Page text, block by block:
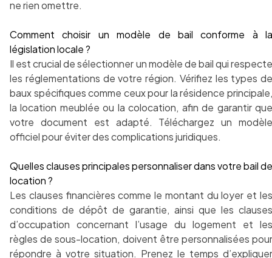
ne rien omettre.
Comment choisir un modèle de bail conforme à la
législation locale ?
Il est crucial de sélectionner un modèle de bail qui respecte
les réglementations de votre région. Vérifiez les types de
baux spécifiques comme ceux pour la résidence principale,
la location meublée ou la colocation, afin de garantir que
votre document est adapté. Téléchargez un modèle
officiel pour éviter des complications juridiques.
Quelles clauses principales personnaliser dans votre bail de
location ?
Les clauses financières comme le montant du loyer et les
conditions de dépôt de garantie, ainsi que les clauses
d’occupation concernant l’usage du logement et les
règles de sous-location, doivent être personnalisées pour
répondre à votre situation. Prenez le temps d’expliquer